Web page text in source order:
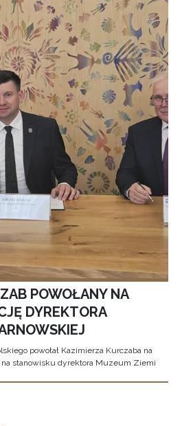
POWOŁANY NA
DYREKTORA
powołał Kazimierza Kurczaba na
stanowisku dyrektora Muzeum Ziemi